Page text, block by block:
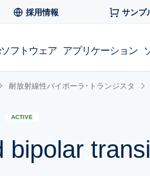
採用情報 サンプ
フトウェア アプリケーション
耐放射線性バイポーラ･トランジスタ
ACTIVE
bipolar